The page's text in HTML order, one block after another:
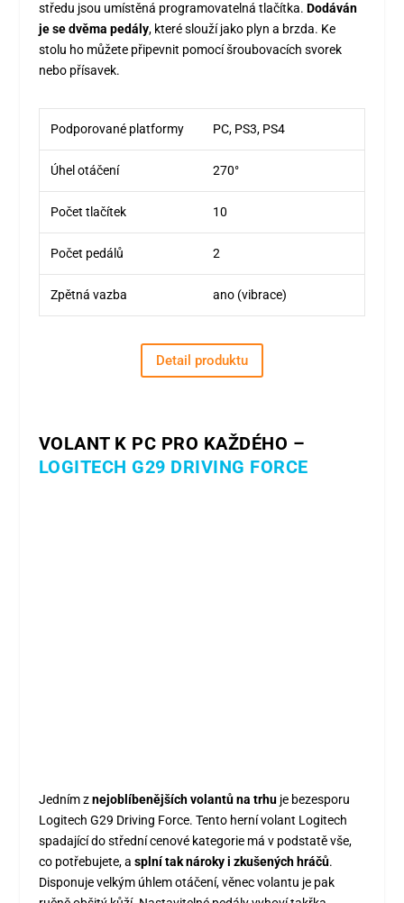
středu jsou umístěná programovatelná tlačítka. Dodáván
je se dvěma pedály, které slouží jako plyn a brzda. Ke
stolu ho můžete připevnit pomocí šroubovacích svorek
nebo přísavek.
Podporované platformy PC, PS3, PS4
Úhel otáčení 270°
Počet tlačítek 10
Počet pedálů 2
Zpětná vazba ano (vibrace)
Detail produktu
VOLANT K PC PRO KAŽDÉHO –
LOGITECH G29 DRIVING FORCE
Jedním znejoblíbenějších volantů na trhuje bezesporu
Logitech G29 Driving Force. Tento herní volant Logitech
spadající do střední cenové kategorie má v podstatě vše,
co potřebujete, a splní tak nároky i zkušených hráčů.
Disponuje velkým úhlem otáčení, věnec volantu je pak